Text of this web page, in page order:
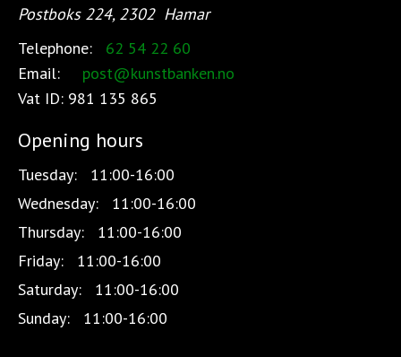
Postboks 224, 2302 Hamar
Telephone:
62 54 22 60
Email:
post@kunstbanken.no
Vat ID: 981 135 865
Opening hours
Tuesday:
11:00-16:00
Wednesday:
11:00-16:00
Thursday:
11:00-16:00
Friday:
11:00-16:00
Saturday:
11:00-16:00
Sunday:
11:00-16:00